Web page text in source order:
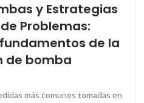
y Estrategias
Problemas:
de la
de bomba
más comunes tomadas en